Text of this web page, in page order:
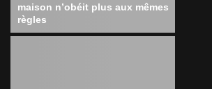
maison n’obéit plus aux mêmes
règles